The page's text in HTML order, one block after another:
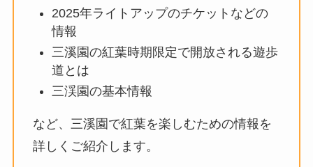
2025年ライトアップのチケットなどの
情報
三溪園の紅葉時期限定で開放される遊歩
道とは
三渓園の基本情報
など、三溪園で紅葉を楽しむための情報を
詳しくご紹介します。